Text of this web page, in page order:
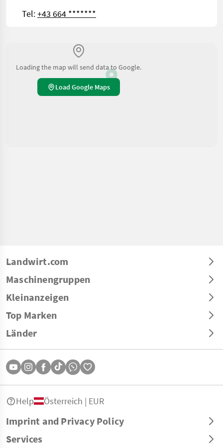
Tel:+43 664 *******
Loading the map will send data to Google.
Load Google Maps
Landwirt.com
Maschinengruppen
Kleinanzeigen
Top Marken
Länder
Imprint and Privacy Policy
Services
Help Österreich | EUR